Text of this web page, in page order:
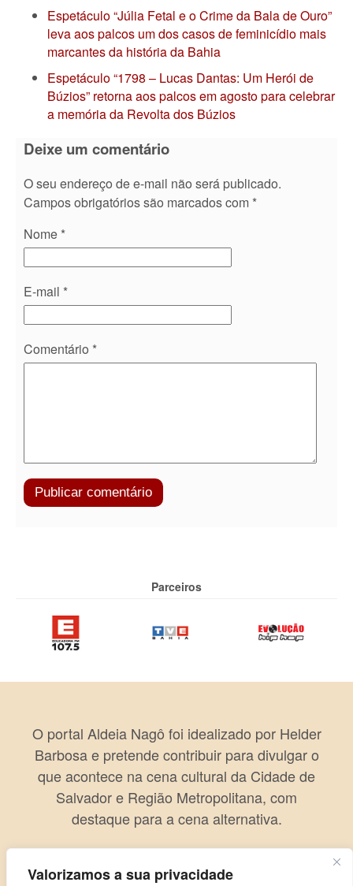
Valorizamos a sua privacidade
Espetáculo “Júlia Fetal e o Crime da Bala de Ouro”
leva aos palcos um dos casos de feminicídio mais
marcantes da história da Bahia
Espetáculo “1798 – Lucas Dantas: Um Herói de
Búzios” retorna aos palcos em agosto para celebrar
a memória da Revolta dos Búzios
Deixe um comentário
O seu endereço de e-mail não será publicado.
Campos obrigatórios são marcados com *
Nome *
E-mail *
Comentário *
Parceiros
O portal Aldeia Nagô foi idealizado por Helder
Barbosa e pretende contribuir para divulgar o
que acontece na cena cultural da Cidade de
Salvador e Região Metropolitana, com
destaque para a cena alternativa.